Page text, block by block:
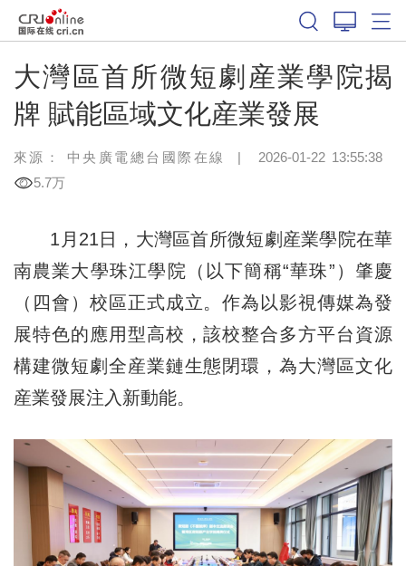
大灣區首所微短劇産業學院揭
牌 賦能區域文化産業發展
來源： 中央廣電總台國際在線 |
2026-01-22 13:55:38
5.7万
1月21日，大灣區首所微短劇産業學院在華
南農業大學珠江學院（以下簡稱“華珠”）肇慶
（四會）校區正式成立。作為以影視傳媒為發
展特色的應用型高校，該校整合多方平台資源
構建微短劇全産業鏈生態閉環，為大灣區文化
産業發展注入新動能。